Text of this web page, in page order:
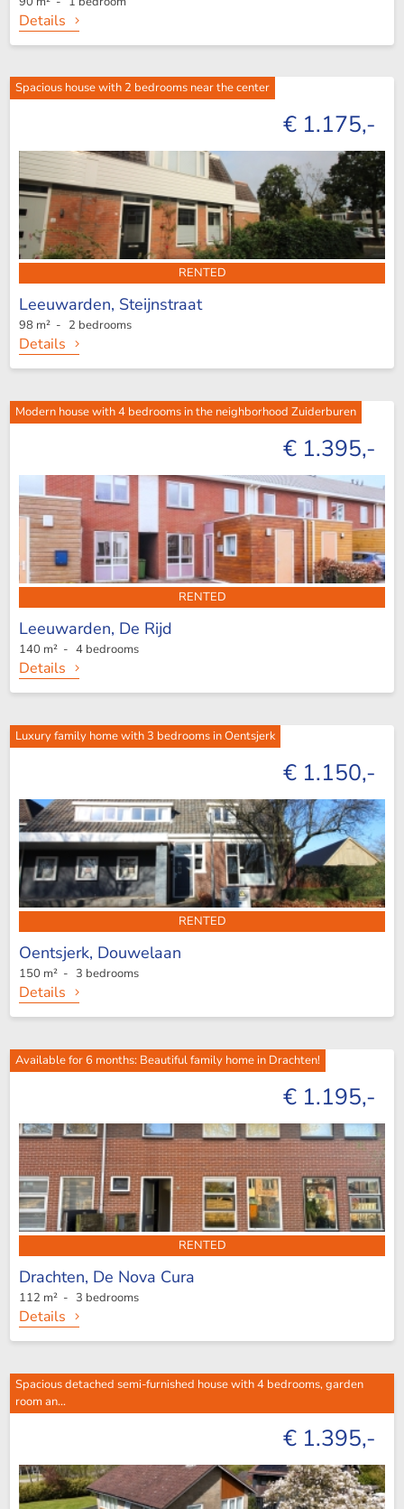
Details
Spacious house with 2 bedrooms near the center
€ 1.175,-
RENTED
Leeuwarden, Steijnstraat
98 m² - 2 bedrooms
Details
Modern house with 4 bedrooms in the neighborhood Zuiderburen
€ 1.395,-
RENTED
Leeuwarden, De Rijd
140 m² - 4 bedrooms
Details
Luxury family home with 3 bedrooms in Oentsjerk
€ 1.150,-
RENTED
Oentsjerk, Douwelaan
150 m² - 3 bedrooms
Details
Available for 6 months: Beautiful family home in Drachten!
€ 1.195,-
RENTED
Drachten, De Nova Cura
112 m² - 3 bedrooms
Details
Spacious detached semi-furnished house with 4 bedrooms, garden
room an...
€ 1.395,-